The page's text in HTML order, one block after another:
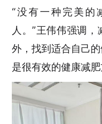
“没有一种完美的
人。”王伟伟强调
外，找到适合自己
是很有效的健康减肥